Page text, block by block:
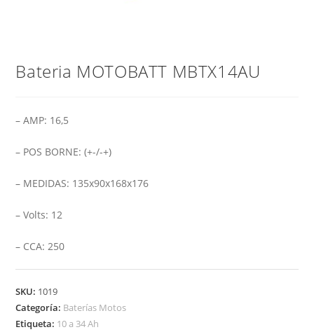
Bateria MOTOBATT MBTX14AU
– AMP: 16,5
– POS BORNE: (+-/-+)
– MEDIDAS: 135x90x168x176
– Volts: 12
– CCA: 250
SKU: 1019
Categoría: Baterías Motos
Etiqueta: 10 a 34 Ah